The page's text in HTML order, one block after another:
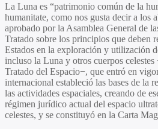
La Luna es “patrimonio común de la
humanitate, como nos gusta decir a los
aprobado por la Asamblea General de
Tratado sobre los principios que deben
Estados en la exploración y utilización
incluso la Luna y otros cuerpos
Tratado del Espacio−, que entró en
internacional estableció las bases de la
las actividades espaciales, creando de
régimen jurídico actual del espacio
celestes, y se constituyó en la Carta